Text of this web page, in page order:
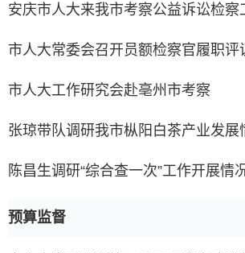
安庆市人大来我市考察公益诉讼检察
市人大工作研究会赴亳州市考察
张琼带队调研我市枞阳白茶产业发展
陈昌生调研“综合查一次”工作开展情
预算监督